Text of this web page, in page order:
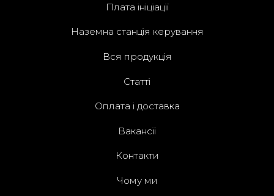
Плата ініціації
Наземна станція керування
Вся продукція
Статті
Оплата і доставка
Вакансії
Контакти
Чому ми